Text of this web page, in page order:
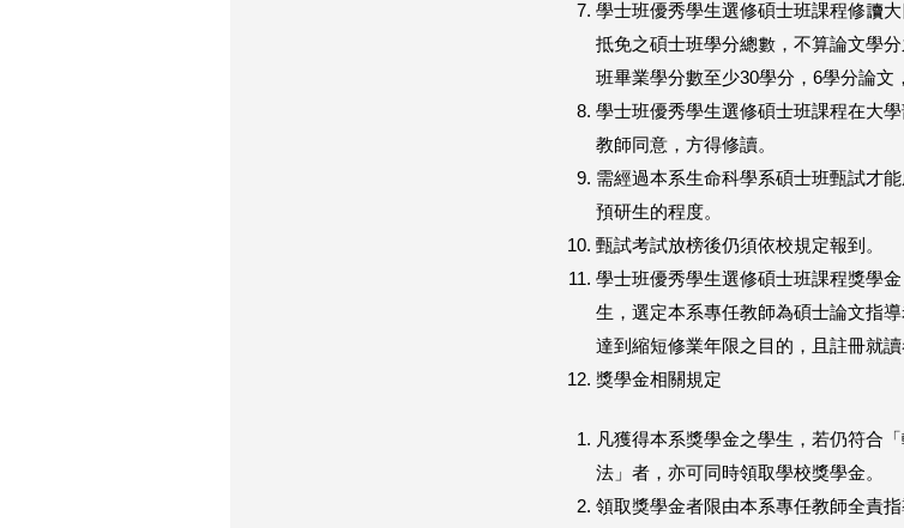
學士班優秀學生選修碩士班課程修讀
抵免之碩士班學分總數，不算論文學
班畢業學分數至少30學分，6學分論文
學士班優秀學生選修碩士班課程在大
教師同意，方得修讀。
需經過本系生命科學系碩士班甄試才
預研生的程度。
甄試考試放榜後仍須依校規定報到。
學士班優秀學生選修碩士班課程獎學
生，選定本系專任教師為碩士論文指
達到縮短修業年限之目的，且註冊就
獎學金相關規定
凡獲得本系獎學金之學生，若仍符合
法」者，亦可同時領取學校獎學金。
領取獎學金者限由本系專任教師全責